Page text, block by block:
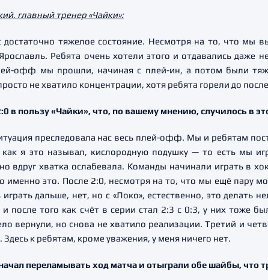
главный тренер «Чайки»:
достаточно тяжелое состояние. Несмотря на то, что мы
Ребята очень хотели этого и отдавались даже
офф мы прошли, начиная с плей-ин, а потом были
не хватило концентрации, хотя ребята горели до
в пользу «Чайки», что, по вашему мнению, случилось в
преследовала нас весь плей-офф. Мы и ребятам
как я это называл, кислородную подушку — то есть мы
вдруг хватка ослабевала. Команды начинали играть в
именно это. После 2:0, несмотря на то, что мы ещё пару
играть дальше, нет, но с «Локо», естественно, это
после того как счёт в серии стал 2:3 с 0:3, у них тоже
вернули, но снова не хватило реализации. Третий и
Здесь к ребятам, кроме уважения, у меня ничего нет.
переламывать ход матча и отыграли обе шайбы, что